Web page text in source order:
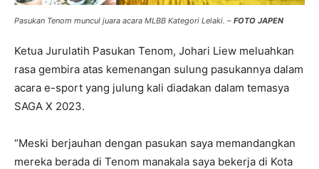
Pasukan Tenom muncul juara acara MLBB Kategori Lelaki. – FOTO JAPEN
Ketua Jurulatih Pasukan Tenom, Johari Liew meluahkan
rasa gembira atas kemenangan sulung pasukannya dalam
acara e-sport yang julung kali diadakan dalam temasya
SAGA X 2023.
“Meski berjauhan dengan pasukan saya memandangkan
mereka berada di Tenom manakala saya bekerja di Kota